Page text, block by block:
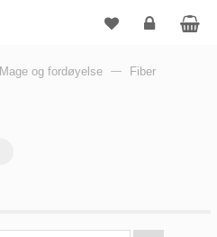
Logg
Mage og fordøyelse — Fiber